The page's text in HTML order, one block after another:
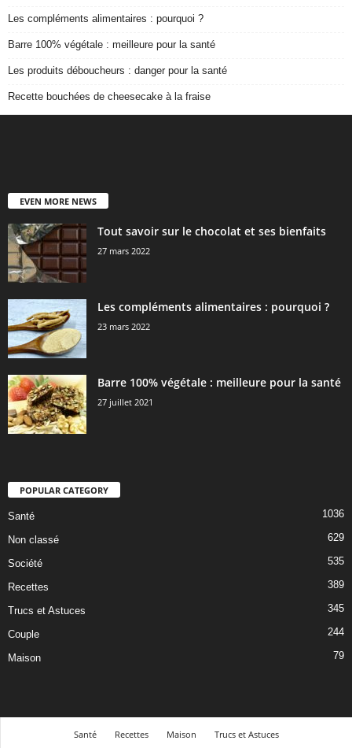
Les compléments alimentaires : pourquoi ?
Barre 100% végétale : meilleure pour la santé
Les produits déboucheurs : danger pour la santé
Recette bouchées de cheesecake à la fraise
EVEN MORE NEWS
Tout savoir sur le chocolat et ses bienfaits
27 mars 2022
Les compléments alimentaires : pourquoi ?
23 mars 2022
Barre 100% végétale : meilleure pour la santé
27 juillet 2021
POPULAR CATEGORY
Santé 1036
Non classé 629
Société 535
Recettes 389
Trucs et Astuces 345
Couple 244
Maison 79
Santé Recettes Maison Trucs et Astuces